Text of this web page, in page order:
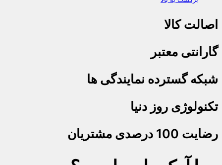
اصالت کالا
گارانتی معتبر
شبکه گسترده نمایندگی ها
تکنولوژی روز دنیا
رضایت 100 درصدی مشتریان